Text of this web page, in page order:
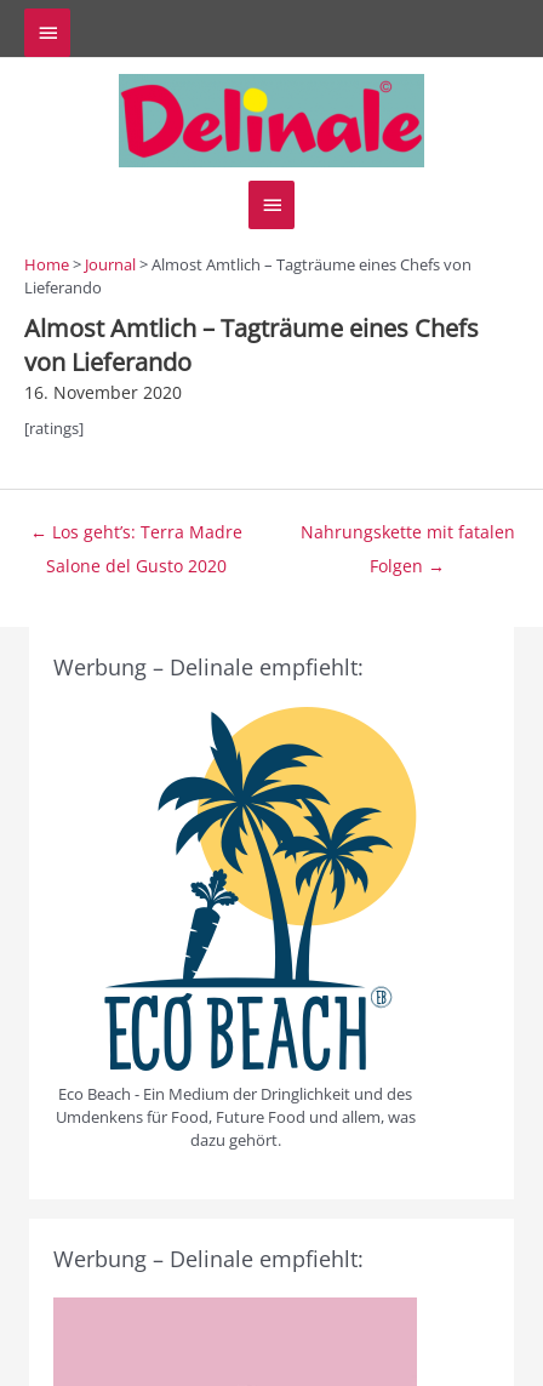
Zum
Inhalt
springen
Above
Hauptmenü
Home> Journal> Almost Amtlich – Tagträume eines Chefs von
Lieferando
Almost Amtlich – Tagträume eines Chefs
von Lieferando
16. November 2020
[ratings]
Beitragsnavigation
← Los geht’s: Terra Madre
Salone del Gusto 2020
Nahrungskette mit fatalen
Folgen →
Werbung – Delinale empfiehlt:
Eco Beach - Ein Medium der Dringlichkeit und des
Umdenkens für Food, Future Food und allem, was
dazu gehört.
Werbung – Delinale empfiehlt: